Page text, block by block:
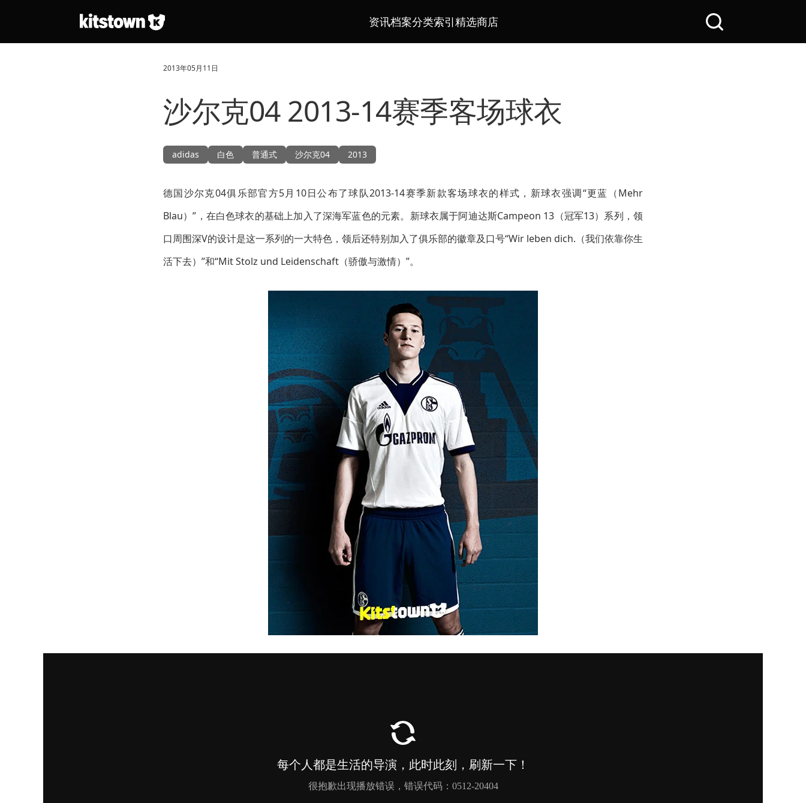
资讯档案分类索引精选商店
搜
2013年05月11日
沙尔克04 2013-14赛季客场球衣
adidas 白色 普通式 沙尔克04 2013
德国沙尔克04俱乐部官方5月10日公布了球队2013-14赛季新款客场球衣的样式，新球衣强调“更蓝（Mehr
Blau）”，在白色球衣的基础上加入了深海军蓝色的元素。新球衣属于阿迪达斯Campeon 13（冠军13）系列，领
口周围深V的设计是这一系列的一大特色，领后还特别加入了俱乐部的徽章及口号“Wir leben dich.（我们依靠你生
活下去）”和“Mit Stolz und Leidenschaft（骄傲与激情）”。